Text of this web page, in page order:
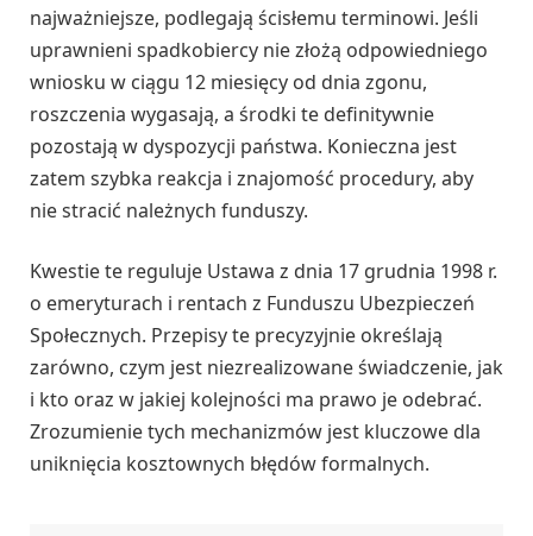
najważniejsze, podlegają ścisłemu terminowi. Jeśli
uprawnieni spadkobiercy nie złożą odpowiedniego
wniosku w ciągu 12 miesięcy od dnia zgonu,
roszczenia wygasają, a środki te definitywnie
pozostają w dyspozycji państwa. Konieczna jest
zatem szybka reakcja i znajomość procedury, aby
nie stracić należnych funduszy.
Kwestie te reguluje Ustawa z dnia 17 grudnia 1998 r.
o emeryturach i rentach z Funduszu Ubezpieczeń
Społecznych. Przepisy te precyzyjnie określają
zarówno, czym jest niezrealizowane świadczenie, jak
i kto oraz w jakiej kolejności ma prawo je odebrać.
Zrozumienie tych mechanizmów jest kluczowe dla
uniknięcia kosztownych błędów formalnych.